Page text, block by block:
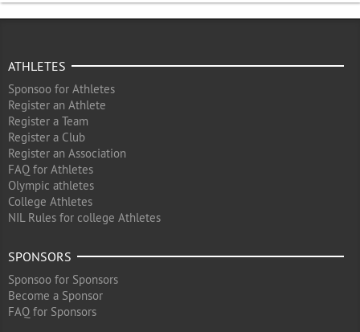
ATHLETES
Sponsoo for Athletes
Register an Athlete
Register a Team
Register a Club
Register an Association
FAQ for Athletes
Olympic athletes
College Athletes
NIL Rules for college Athletes
SPONSORS
Sponsoo for Sponsors
Become a Sponsor
FAQ for Sponsors